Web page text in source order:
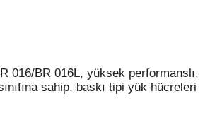
016/BR 016L, yüksek performanslı,
sahip, baskı tipi yük hücreleri